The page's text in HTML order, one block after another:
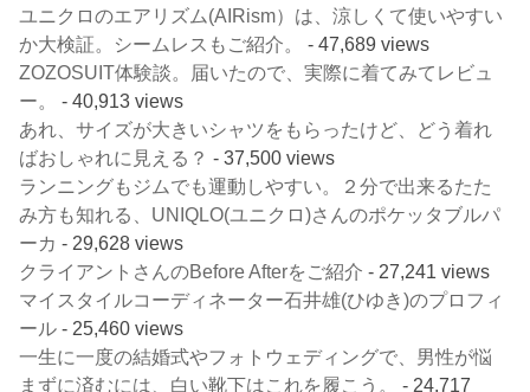
ユニクロのエアリズム(AIRism）は、涼しくて使いやすい
か大検証。シームレスもご紹介。
- 47,689 views
ZOZOSUIT体験談。届いたので、実際に着てみてレビュ
ー。
- 40,913 views
あれ、サイズが大きいシャツをもらったけど、どう着れ
ばおしゃれに見える？ - 37,500 views
ランニングもジムでも運動しやすい。２分で出来るたた
み方も知れる、UNIQLO(ユニクロ)さんのポケッタブルパ
ーカ - 29,628 views
クライアントさんのBefore Afterをご紹介 - 27,241 views
マイスタイルコーディネーター石井雄(ひゆき)のプロフィ
ール - 25,460 views
一生に一度の結婚式やフォトウェディングで、男性が悩
まずに済むには、白い靴下はこれを履こう。
- 24,717